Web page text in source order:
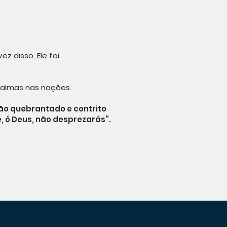
disso, Ele foi
nas nações.
quebrantado e contrito
Deus, não desprezarás”.